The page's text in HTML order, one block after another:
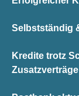
Selbstständig
Kredite trotz
Zusatzverträge